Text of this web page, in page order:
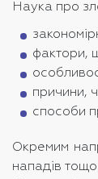
Наука про
фактори,
причини,
способи
Окремим
нападів